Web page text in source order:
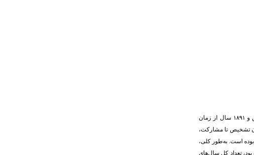
این مطالعه نشان داد که سردردهای مزمن بیشترین سهم بار بیماری را به خود اختصاص داده‌اند، به‌طوری که ۵۲۸۱ سال زندگی بر اساس امید به زندگی در زمان تشخیص و ۱۸۹۱ سال از زمان
صرع با ۱۷۱۱ سال از دست رفته بر اساس امید به زندگی در زمان تشخیص و ۷۵۶ سال از زمان تشخیص تا مشارکت،
زمان تشخیص تا مشارکت در مطالعه بوده است. به‌طور کلی،
فوت ناشی از سکته مغزی در طول دوره پیگیری که منجر به از دست رفتن ۳۱ سال دیگر شده بود، تعداد کل سال‌های